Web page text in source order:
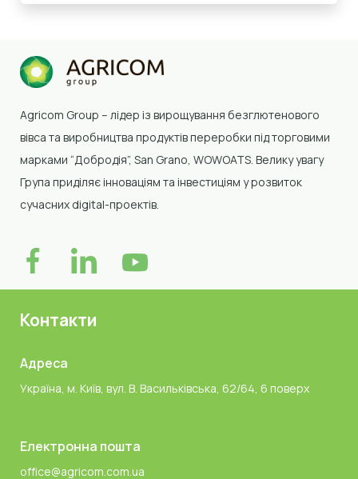
Agricom Group – лідер із вирощування безглютенового
вівса та виробництва продуктів переробки під торговими
марками “Добродія”, San Grano, WOWOATS Велику увагу
Група приділяє інноваціям та інвестиціям у розвиток
сучасних digital-проектів.
Контакти
Адреса
Україна, м. Київ, вул. В. Васильківська, 62/64, 6 поверх
Електронна пошта
office@agricom.com.ua